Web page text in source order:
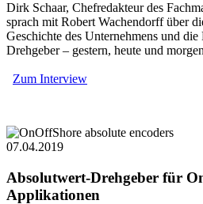
Dirk Schaar, Chefredakteur des
sprach mit Robert Wachendorff über
Geschichte des Unternehmens und
Drehgeber – gestern, heute und
Zum Interview
07.04.2019
Absolutwert-Drehgeber für
Applikationen